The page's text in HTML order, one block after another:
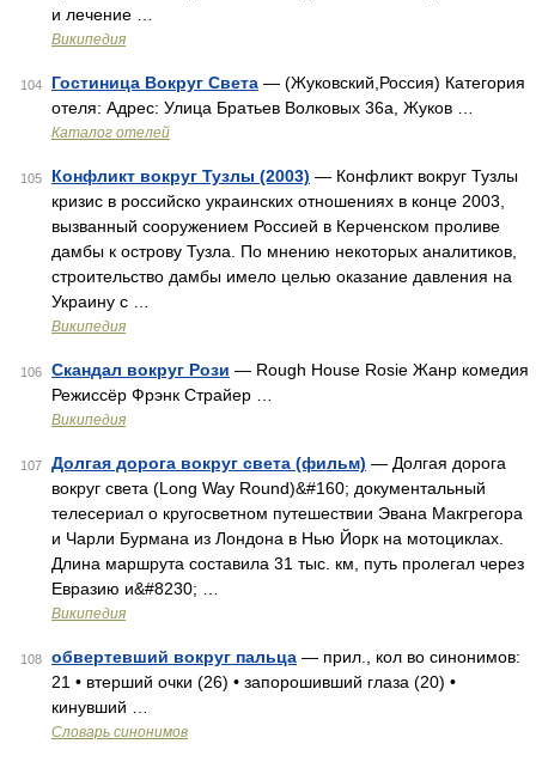
и лечение …
Википедия
104 Гостиница Вокруг Света — (Жуковский,Россия) Категория
отеля: Адрес: Улица Братьев Волковых 36а, Жуков …
Каталог отелей
105 Конфликт вокруг Тузлы (2003) — Конфликт вокруг Тузлы
кризис в российско украинских отношениях в конце 2003,
вызванный сооружением Россией в Керченском проливе
дамбы к острову Тузла. По мнению некоторых аналитиков,
строительство дамбы имело целью оказание давления на
Украину с …
Википедия
106 Скандал вокруг Рози — Rough House Rosie Жанр комедия
Режиссёр Фрэнк Страйер …
Википедия
107 Долгая дорога вокруг света (фильм) — Долгая дорога
вокруг света (Long Way Round)&#160; документальный
телесериал о кругосветном путешествии Эвана Макгрегора
и Чарли Бурмана из Лондона в Нью Йорк на мотоциклах.
Длина маршрута составила 31 тыс. км, путь пролегал через
Евразию и&#8230; …
Википедия
108 обвертевший вокруг пальца — прил., кол во синонимов:
21 • втерший очки (26) • запорошивший глаза (20) •
кинувший …
Словарь синонимов